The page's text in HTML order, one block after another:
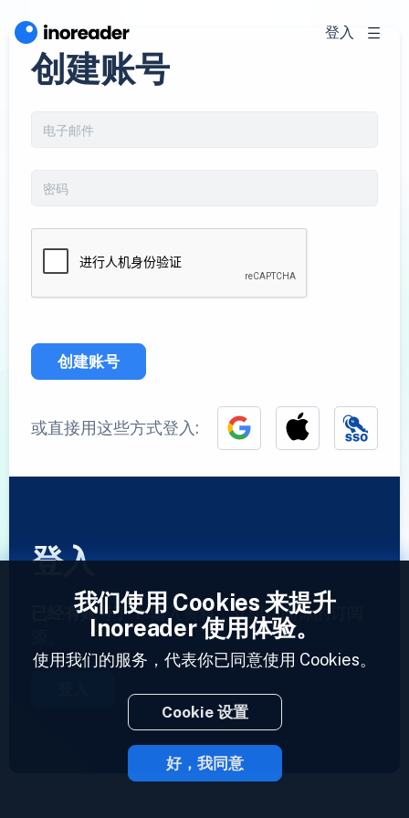
登入
创建账号
创建账号
或直接用这些方式登入:
登入
已经有账号了？输入资料，立即访问你的订阅
2023 © Inoreader
我们使用 Cookies 来提升
Inoreader 使用体验。
使用我们的服务，代表你已同意使用 Cookies。
Cookie 设置
好，我同意